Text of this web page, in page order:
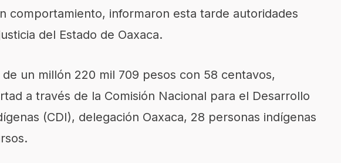
comportamiento, informaron esta tarde autoridades
del Estado de Oaxaca.
un millón 220 mil 709 pesos con 58 centavos,
a través de la Comisión Nacional para el Desarrollo
(CDI), delegación Oaxaca, 28 personas indígenas